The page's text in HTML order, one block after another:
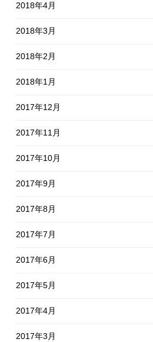
2018年4月
2018年3月
2018年2月
2018年1月
2017年12月
2017年11月
2017年10月
2017年9月
2017年8月
2017年7月
2017年6月
2017年5月
2017年4月
2017年3月